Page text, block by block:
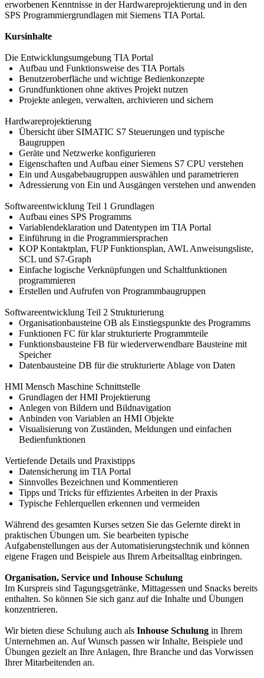
erworbenen Kenntnisse in der Hardwareprojektierung und in den
SPS Programmiergrundlagen mit Siemens TIA Portal.
Kursinhalte
Die Entwicklungsumgebung TIA Portal
Aufbau und Funktionsweise des TIA Portals
Benutzeroberfläche und wichtige Bedienkonzepte
Grundfunktionen ohne aktives Projekt nutzen
Projekte anlegen, verwalten, archivieren und sichern
Hardwareprojektierung
Übersicht über SIMATIC S7 Steuerungen und typische
Baugruppen
Geräte und Netzwerke konfigurieren
Eigenschaften und Aufbau einer Siemens S7 CPU verstehen
Ein und Ausgabebaugruppen auswählen und parametrieren
Adressierung von Ein und Ausgängen verstehen und anwenden
Softwareentwicklung Teil 1 Grundlagen
Aufbau eines SPS Programms
Variablendeklaration und Datentypen im TIA Portal
Einführung in die Programmiersprachen
KOP Kontaktplan, FUP Funktionsplan, AWL Anweisungsliste,
SCL und S7-Graph
Einfache logische Verknüpfungen und Schaltfunktionen
programmieren
Erstellen und Aufrufen von Programmbaugruppen
Softwareentwicklung Teil 2 Strukturierung
Organisationbausteine OB als Einstiegspunkte des Programms
Funktionen FC für klar strukturierte Programmteile
Funktionsbausteine FB für wiederverwendbare Bausteine mit
Speicher
Datenbausteine DB für die strukturierte Ablage von Daten
HMI Mensch Maschine Schnittstelle
Grundlagen der HMI Projektierung
Anlegen von Bildern und Bildnavigation
Anbinden von Variablen an HMI Objekte
Visualisierung von Zuständen, Meldungen und einfachen
Bedienfunktionen
Vertiefende Details und Praxistipps
Datensicherung im TIA Portal
Sinnvolles Bezeichnen und Kommentieren
Tipps und Tricks für effizientes Arbeiten in der Praxis
Typische Fehlerquellen erkennen und vermeiden
Während des gesamten Kurses setzen Sie das Gelernte direkt in
praktischen Übungen um. Sie bearbeiten typische
Aufgabenstellungen aus der Automatisierungstechnik und können
eigene Fragen und Beispiele aus Ihrem Arbeitsalltag einbringen.
Organisation, Service und Inhouse Schulung
Im Kurspreis sind Tagungsgetränke, Mittagessen und Snacks bereits
enthalten. So können Sie sich ganz auf die Inhalte und Übungen
konzentrieren.
Wir bieten diese Schulung auch als Inhouse Schulung in Ihrem
Unternehmen an. Auf Wunsch passen wir Inhalte, Beispiele und
Übungen gezielt an Ihre Anlagen, Ihre Branche und das Vorwissen
Ihrer Mitarbeitenden an.